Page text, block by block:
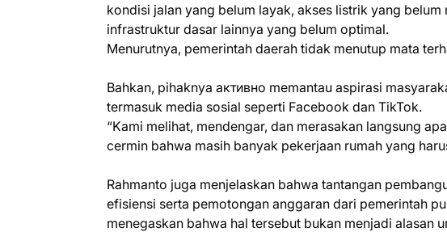
kondisi jalan yang belum layak, akses listrik yang belum
infrastruktur dasar lainnya yang belum optimal.
Menurutnya, pemerintah daerah tidak menutup mata
Bahkan, pihaknya активно memantau aspirasi
termasuk media sosial seperti Facebook dan TikTok.
“Kami melihat, mendengar, dan merasakan langsung
cermin bahwa masih banyak pekerjaan rumah yang
Rahmanto juga menjelaskan bahwa tantangan
efisiensi serta pemotongan anggaran dari pemerintah
menegaskan bahwa hal tersebut bukan menjadi alasan